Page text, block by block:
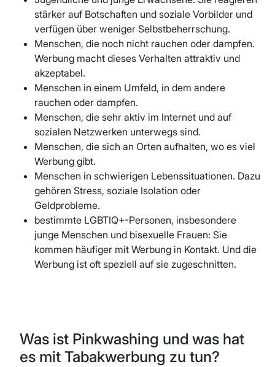
stärker auf Botschaften und soziale Vorbilder und
verfügen über weniger Selbstbeherrschung.
Menschen, die noch nicht rauchen oder dampfen.
Werbung macht dieses Verhalten attraktiv und
akzeptabel.
Menschen in einem Umfeld, in dem andere
rauchen oder dampfen.
Menschen, die sehr aktiv im Internet und auf
sozialen Netzwerken unterwegs sind.
Menschen, die sich an Orten aufhalten, wo es viel
Werbung gibt.
Menschen in schwierigen Lebenssituationen. Dazu
gehören Stress, soziale Isolation oder
Geldprobleme.
bestimmte LGBTIQ+-Personen, insbesondere
junge Menschen und bisexuelle Frauen: Sie
kommen häufiger mit Werbung in Kontakt. Und die
Werbung ist oft speziell auf sie zugeschnitten.
Was ist Pinkwashing und was hat
es mit Tabakwerbung zu tun?